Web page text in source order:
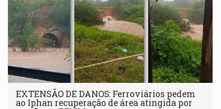
EXTENSÃO DE DANOS: Ferroviários pedem
ao Iphan recuperação de área atingida por